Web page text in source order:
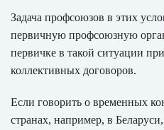
Задача профсоюзов в этих
первичную профсоюзную
первичке в такой ситуации
коллективных договоров.
Если говорить о временных
странах, например, в